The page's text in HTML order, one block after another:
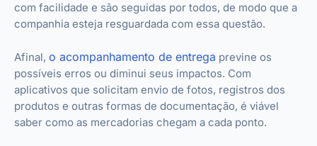
com facilidade e são seguidas por todos, de modo que a
companhia esteja resguardada com essa questão.
Afinal, o acompanhamento de entrega previne os
possíveis erros ou diminui seus impactos. Com
aplicativos que solicitam envio de fotos, registros dos
produtos e outras formas de documentação, é viável
saber como as mercadorias chegam a cada ponto.